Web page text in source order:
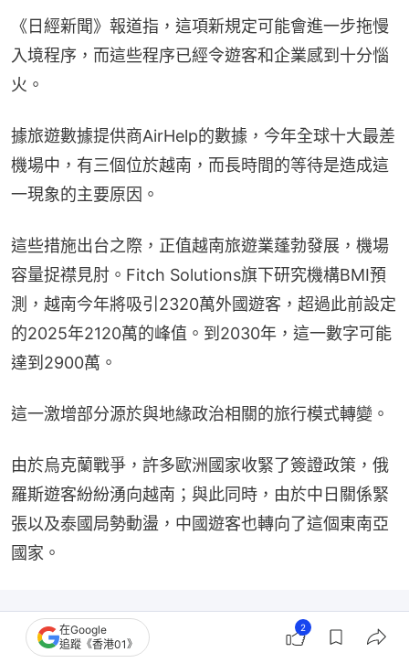
《日經新聞》報道指，這項新規定可能會進一步拖慢
入境程序，而這些程序已經令遊客和企業感到十分惱
火。
據旅遊數據提供商AirHelp的數據，今年全球十大最差
機場中，有三個位於越南，而長時間的等待是造成這
一現象的主要原因。
這些措施出台之際，正值越南旅遊業蓬勃發展，機場
容量捉襟見肘。Fitch Solutions旗下研究機構BMI預
測，越南今年將吸引2320萬外國遊客，超過此前設定
的2025年2120萬的峰值。到2030年，這一數字可能
達到2900萬。
這一激增部分源於與地緣政治相關的旅行模式轉變。
由於烏克蘭戰爭，許多歐洲國家收緊了簽證政策，俄
羅斯遊客紛紛湧向越南；與此同時，由於中日關係緊
張以及泰國局勢動盪，中國遊客也轉向了這個東南亞
國家。
在Google
追蹤《香港01》
2